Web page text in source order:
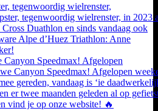
tegenwoordig wielrenster,
Canyon Speedmax! Afgelopen